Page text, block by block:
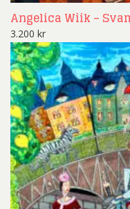
Angelica Wiik –
3.200 kr